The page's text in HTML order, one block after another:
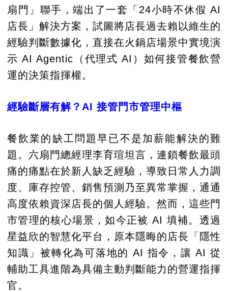
扇門」聯手，端出了一套「24小時不休假 AI
店長」解決方案，試圖將店長過去賴以維生的
經驗判斷數據化，直接在火鍋店場景中實境演
示 AI Agentic（代理式 AI）如何接管餐飲營
運的決策指揮權。
經驗斷層有解？AI 接管門市管理中樞
餐飲業的缺工問題早已不是加薪能解決的難
題。六扇門總經理李育瑄坦言，連鎖餐飲最頭
痛的痛點在於新人缺乏經驗，導致日常人力調
度、庫存控管、銷售預測乃至異常掌握，通通
高度依賴資深店長的個人經驗。然而，這些門
市管理的核心場景，如今正被 AI 填補。透過
星益欣的智慧化平台，原本隱晦的店長「隱性
知識」被轉化為可落地的 AI 指令，讓 AI 從
輔助工具進階為具備主動判斷能力的營運指揮
官。